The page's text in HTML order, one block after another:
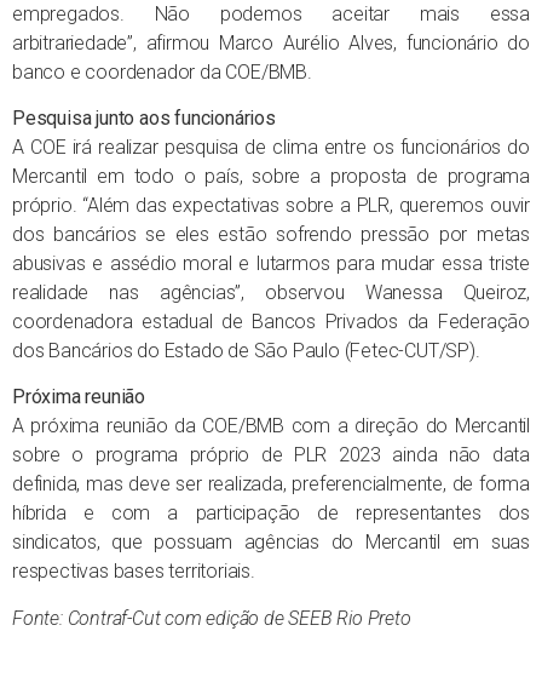
empregados. Não podemos aceitar mais essa
arbitrariedade”, afirmou Marco Aurélio Alves, funcionário do
banco e coordenador da COE/BMB.
Pesquisa junto aos funcionários
A COE irá realizar pesquisa de clima entre os funcionários do
Mercantil em todo o país, sobre a proposta de programa
próprio. “Além das expectativas sobre a PLR, queremos ouvir
dos bancários se eles estão sofrendo pressão por metas
abusivas e assédio moral e lutarmos para mudar essa triste
realidade nas agências”, observou Wanessa Queiroz,
coordenadora estadual de Bancos Privados da Federação
dos Bancários do Estado de São Paulo (Fetec-CUT/SP).
Próxima reunião
A próxima reunião da COE/BMB com a direção do Mercantil
sobre o programa próprio de PLR 2023 ainda não data
definida, mas deve ser realizada, preferencialmente, de forma
híbrida e com a participação de representantes dos
sindicatos, que possuam agências do Mercantil em suas
respectivas bases territoriais.
Fonte: Contraf-Cut com edição de SEEB Rio Preto